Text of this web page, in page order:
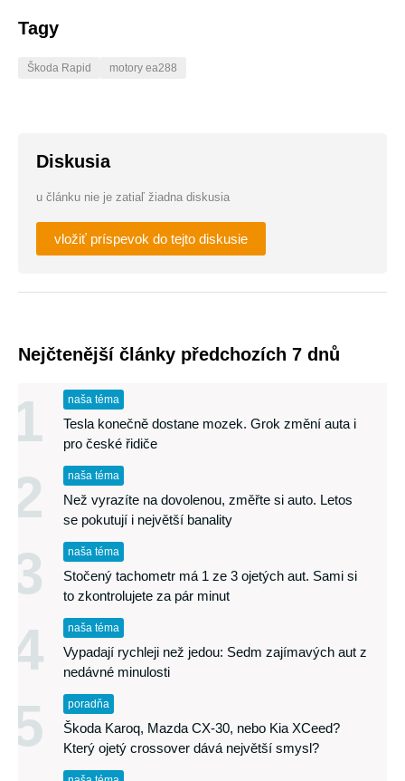
Tagy
Škoda Rapid motory ea288
Diskusia
u článku nie je zatiaľ žiadna diskusia
vložiť príspevok do tejto diskusie
Nejčtenější články předchozích 7 dnů
1 naša téma
Tesla konečně dostane mozek. Grok změní auta i
pro české řidiče
2 naša téma
Než vyrazíte na dovolenou, změřte si auto. Letos
se pokutují i největší banality
3 naša téma
Stočený tachometr má 1 ze 3 ojetých aut. Sami si
to zkontrolujete za pár minut
4 naša téma
Vypadají rychleji než jedou: Sedm zajímavých aut z
nedávné minulosti
5 poradňa
Škoda Karoq, Mazda CX-30, nebo Kia XCeed?
Který ojetý crossover dává největší smysl?